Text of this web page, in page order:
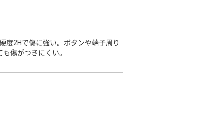
度2Hで傷に強い。ボタンや端子周り
傷がつきにくい。